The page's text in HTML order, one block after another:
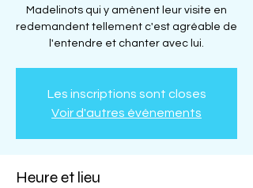
Madelinots qui y amènent leur visite en
redemandent tellement c'est agréable de
l'entendre et chanter avec lui.
Les inscriptions sont closes
Voir d'autres événements
Heure et lieu